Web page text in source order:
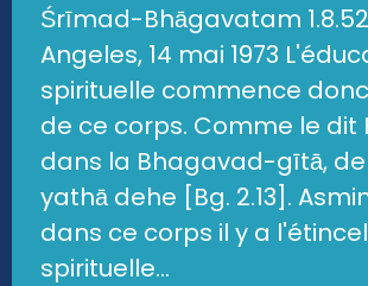
Śrīmad-Bhāgavatam
Angeles, 14 mai 1973
spirituelle commence
de ce corps. Comme le dit
dans la Bhagavad-gītā,
yathā dehe [Bg. 2.13].
dans ce corps il y a
spirituelle...